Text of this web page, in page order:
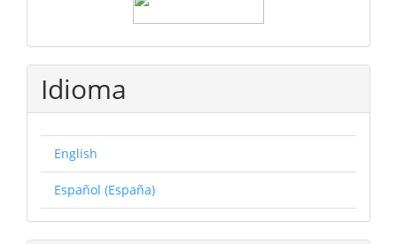
Idioma
English
Español (España)